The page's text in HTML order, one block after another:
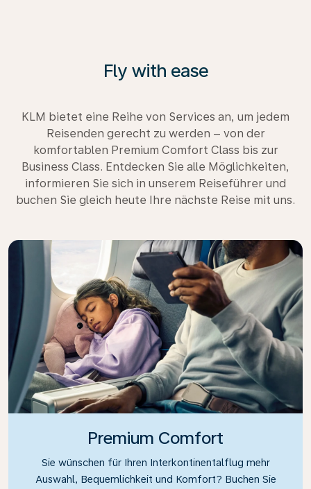
Fly with ease
KLM bietet eine Reihe von Services an, um jedem
Reisenden gerecht zu werden – von der
komfortablen Premium Comfort Class bis zur
Business Class. Entdecken Sie alle Möglichkeiten,
informieren Sie sich in unserem Reiseführer und
buchen Sie gleich heute Ihre nächste Reise mit uns.
Premium Comfort
Sie wünschen für Ihren Interkontinentalflug mehr
Auswahl, Bequemlichkeit und Komfort? Buchen Sie